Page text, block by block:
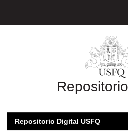
Repositorio
Repositorio Digital USFQ